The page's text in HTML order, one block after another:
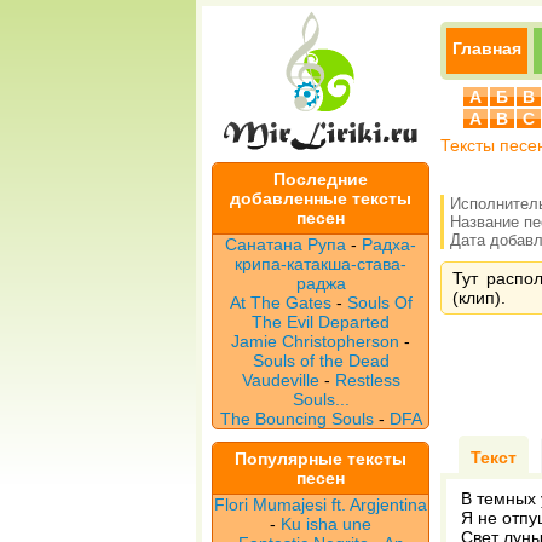
Последние
добавленные тексты
песен
Санатана Рупа - Радха-
крипа-катакша-става-
раджа
At The Gates- Souls Of
The Evil Departed
Jamie Christopherson -
Souls of the Dead
Vaudeville - Restless
Souls...
The Bouncing Souls- DFA
Популярные тексты
песен
Flori Mumajesi ft. Argjentina
- Ku isha une
Главная
А Б
В
A
B
C
Тексты
Название
Дата
Тут
(клип).
Текст
В темных
Я не
Свет